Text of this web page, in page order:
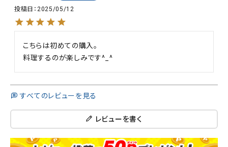
投稿日
2025/05/12
こちらは初めての購入。
料理するのが楽しみです^_^
すべてのレビューを見る
レビューを書く